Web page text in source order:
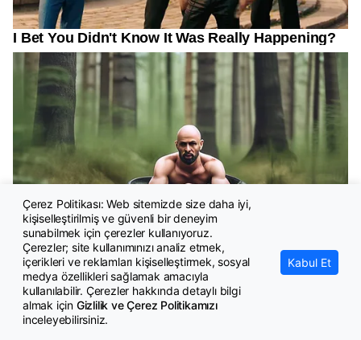
Çerez Politikası: Web sitemizde size daha iyi,
kişiselleştirilmiş ve güvenli bir deneyim
sunabilmek için çerezler kullanıyoruz.
Çerezler; site kullanımınızı analiz etmek,
içerikleri ve reklamları kişiselleştirmek, sosyal
medya özellikleri sağlamak amacıyla
kullanılabilir. Çerezler hakkında detaylı bilgi
almak için Gizlilik ve Çerez Politikamızı
inceleyebilirsiniz.
Kabul Et